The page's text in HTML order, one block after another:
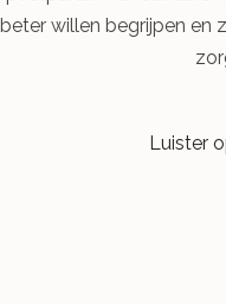
V8 Peptide
een gezonde,
beter willen begrijpen en
Luister